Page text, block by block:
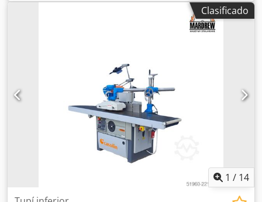
Clasificado
1 / 14